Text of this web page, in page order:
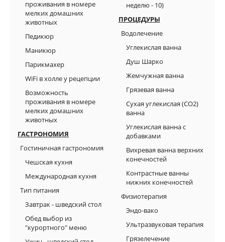
проживания в номере
мелких домашних
животных
Педикюр
Маникюр
Парикмахер
WiFi в холле у рецепции
Возможность
проживания в номере
мелких домашних
животных
ГАСТРОНОМИЯ
Гостиничная гастрономия
Чешская кухня
Международная кухня
Tип питания
Завтрак - шведский стол
Обед выбор из
"курортного" меню
неделю - 10)
ПРОЦЕДУРЫ
Водолечение
Углекислая ванна
Душ Шарко
Жемчужная ванна
Грязевая ванна
Сухая углекислая (СО2)
ванна
Углекислая ванна с
добавками
Вихревая ванна верхних
конечностей
Контрастные ванны
нижних конечностей
Физиотерапия
Эндо-вако
Ультразвуковая терапия
Грязелечение